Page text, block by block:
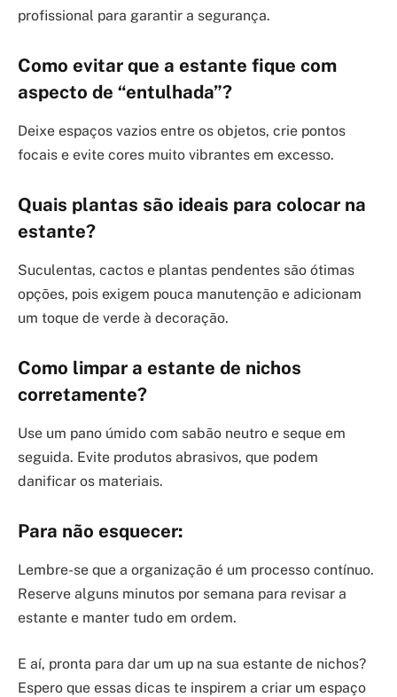
profissional para garantir a segurança.
Como evitar que a estante fique com
aspecto de “entulhada”?
Deixe espaços vazios entre os objetos, crie pontos
focais e evite cores muito vibrantes em excesso.
Quais plantas são ideais para colocar na
estante?
Suculentas, cactos e plantas pendentes são ótimas
opções, pois exigem pouca manutenção e adicionam
um toque de verde à decoração.
Como limpar a estante de nichos
corretamente?
Use um pano úmido com sabão neutro e seque em
seguida. Evite produtos abrasivos, que podem
danificar os materiais.
Para não esquecer:
Lembre-se que a organização é um processo contínuo.
Reserve alguns minutos por semana para revisar a
estante e manter tudo em ordem.
E aí, pronta para dar um up na sua estante de nichos?
Espero que essas dicas te inspirem a criar um espaço